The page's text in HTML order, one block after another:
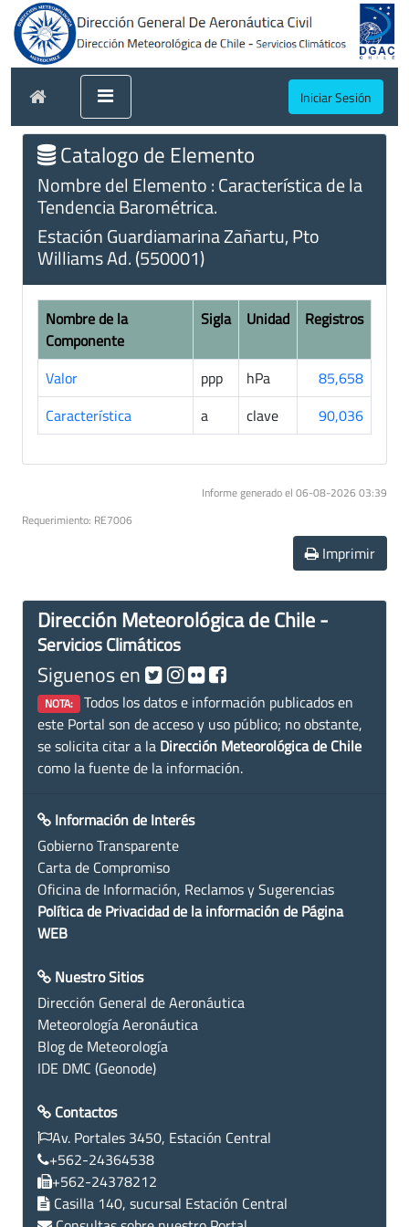
Iniciar Sesión
Catalogo de Elemento
Nombre del Elemento : Característica de la
Tendencia Barométrica.
Estación Guardiamarina Zañartu, Pto
Williams Ad. (550001)
Nombre de la
Componente
Sigla Unidad Registros
Valor ppp hPa
85,658
Característica
a clave 90,036
Informe generado el 06-08-2026 03:39
Requerimiento: RE7006
Imprimir
Dirección Meteorológica de Chile -
Servicios Climáticos
Siguenos en
NOTA: Todos los datos e información publicados en
este Portal son de acceso y uso público; no obstante,
se solicita citar a la Dirección Meteorológica de Chile
como la fuente de la información.
Información de Interés
Gobierno Transparente
Carta de Compromiso
Oficina de Información, Reclamos y Sugerencias
Política de Privacidad de la información de Página
WEB
Nuestro Sitios
Dirección General de Aeronáutica
Meteorología Aeronáutica
Blog de Meteorología
IDE DMC (Geonode)
Contactos
Av. Portales 3450, Estación Central
+562-24364538
+562-24378212
Casilla 140, sucursal Estación Central